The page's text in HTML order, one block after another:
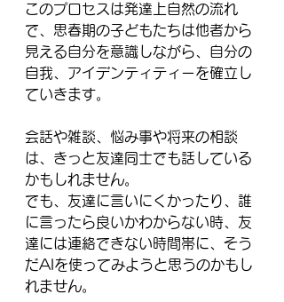
このプロセスは発達上自然の流れ
で、思春期の子どもたちは他者から
見える自分を意識しながら、自分の
自我、アイデンティティーを確立し
ていきます。
会話や雑談、悩み事や将来の相談
は、きっと友達同士でも話している
かもしれません。
でも、友達に言いにくかったり、誰
に言ったら良いかわからない時、友
達には連絡できない時間帯に、そう
だAIを使ってみようと思うのかもし
れません。